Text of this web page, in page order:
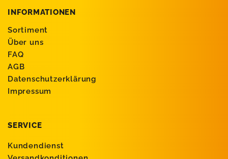
INFORMATIONEN
Sortiment
Über uns
FAQ
AGB
Datenschutzerklärung
Impressum
SERVICE
Kundendienst